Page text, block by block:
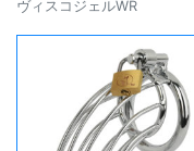
ヴィスコジェルWR